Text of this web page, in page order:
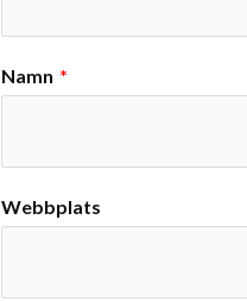
Namn *
Webbplats